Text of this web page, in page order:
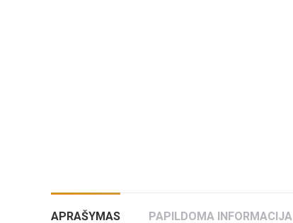
APRAŠYMAS PAPILDOMA INFORMACIJA